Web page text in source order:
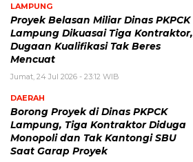
LAMPUNG
Proyek Belasan Miliar Dinas PKPCK
Lampung Dikuasai Tiga Kontraktor,
Dugaan Kualifikasi Tak Beres
Mencuat
Jumat, 24 Jul 2026 - 23:12 WIB
DAERAH
Borong Proyek di Dinas PKPCK
Lampung, Tiga Kontraktor Diduga
Monopoli dan Tak Kantongi SBU
Saat Garap Proyek